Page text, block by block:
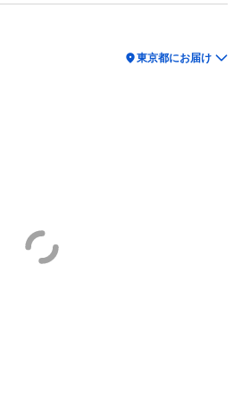
location_on東京都にお届け